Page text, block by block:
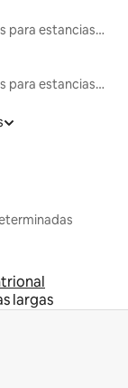
Alojamientos para estancias largas
Alojamientos para estancias largas
largas